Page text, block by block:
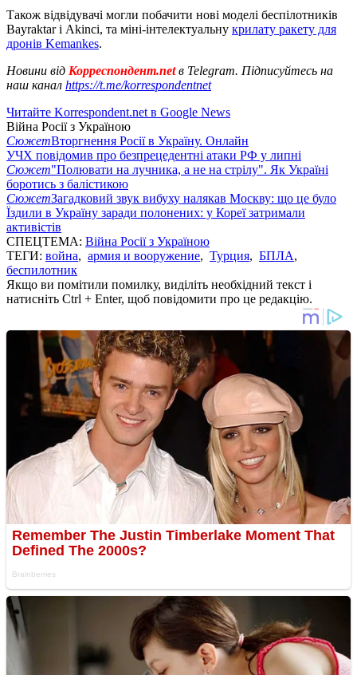
Також відвідувачі могли побачити нові моделі беспілотників
Bayraktar і Akinci, та міні-інтелектуальну крилату ракету для
дронів Kemankes.
Новини від Корреспондент.netв Telegram. Підписуйтесь на
наш канал https://t.me/korrespondentnet
Читайте Korrespondent.net в Google News
Війна Росії з Україною
СюжетВторгнення Росії в Україну. Онлайн
УЧХ повідомив про безпрецедентні атаки РФ у липні
Сюжет"Полювати на лучника, а не на стрілу". Як Україні
боротись з балістикою
СюжетЗагадковий звук вибуху налякав Москву: що це було
Їздили в Україну заради полонених: у Кореї затримали
активістів
СПЕЦТЕМА: Війна Росії з Україною
ТЕГИ: война, армия и вооружение, Турция, БПЛА,
беспилотник
Якщо ви помітили помилку, виділіть необхідний текст і
натисніть Ctrl + Enter, щоб повідомити про це редакцію.